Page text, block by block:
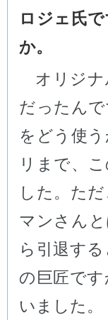
ロジェ氏
か。
オリジナ
だったん
をどう使
リまで、
した。た
マンさん
ら引退す
の巨匠で
いました。